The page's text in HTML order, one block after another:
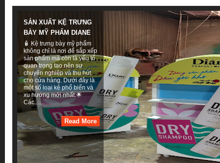
SẢN XUẤT KỆ TRƯNG
BÀY MỸ PHẨM DIANE
🧴 Kệ trưng bày mỹ phẩm
không chỉ là nơi để sắp xếp
sản phẩm mà còn là yếu tố
quan trọng tạo nên sự
chuyên nghiệp và thu hút
cho cửa hàng. Dưới đây là
một số loại kệ phổ biến và
xu hướng mới nhất:🌟
Các......
Read More